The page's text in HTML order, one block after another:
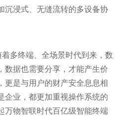
沉浸式、无缝流转的多设备协
着多终端、全场景时代到来，数
数据也需要分享，才能产生价
更是与用户的财产安全息息相
企业，都更加重视操作系统的
万物智联时代百亿级智能终端